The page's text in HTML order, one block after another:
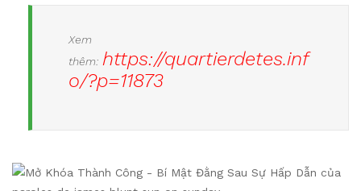
Xem
thêm: https://quartierdetes.inf
o/?p=11873